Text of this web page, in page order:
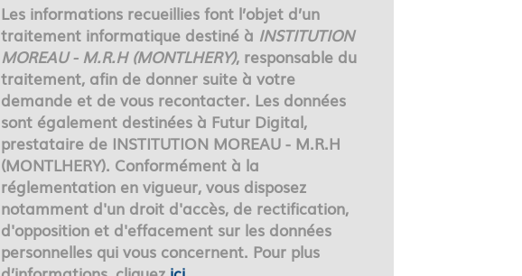
Les informations recueillies font l’objet d’un
traitement informatique destiné à INSTITUTION
MOREAU - M.R.H (MONTLHERY), responsable du
traitement, afin de donner suite à votre
demande et de vous recontacter. Les données
sont également destinées à Futur Digital,
prestataire de INSTITUTION MOREAU - M.R.H
(MONTLHERY). Conformément à la
réglementation en vigueur, vous disposez
notamment d'un droit d'accès, de rectification,
d'opposition et d'effacement sur les données
personnelles qui vous concernent. Pour plus